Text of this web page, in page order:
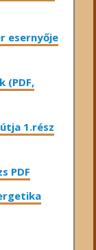
esernyője
(PDF,
1.rész
PDF